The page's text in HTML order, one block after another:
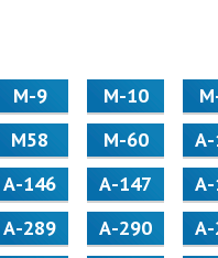
М-9 М-10
М58 M-60
А-
А-146 А-147
А-
А-289 А-290
А-